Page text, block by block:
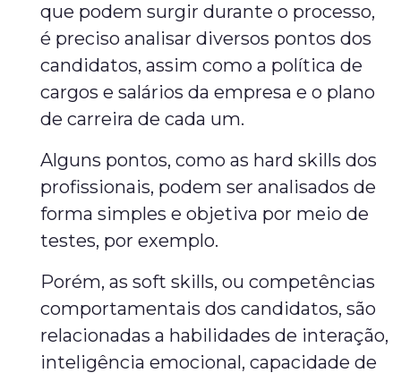
que podem surgir durante o processo,
é preciso analisar diversos pontos dos
candidatos, assim como a política de
cargos e salários da empresa e o plano
de carreira de cada um.
Alguns pontos, como as hard skills dos
profissionais, podem ser analisados de
forma simples e objetiva por meio de
testes, por exemplo.
Porém, as soft skills, ou competências
comportamentais dos candidatos, são
relacionadas a habilidades de interação,
inteligência emocional, capacidade de